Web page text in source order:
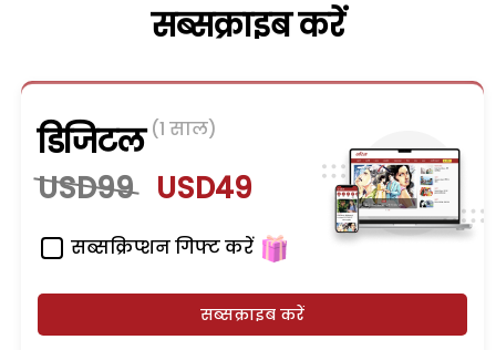
सब्सक्राइब करें
डिजिटल (1 साल)
USD99 USD49
सब्सक्रिप्शन गिफ्ट करें
सब्सक्राइब करें